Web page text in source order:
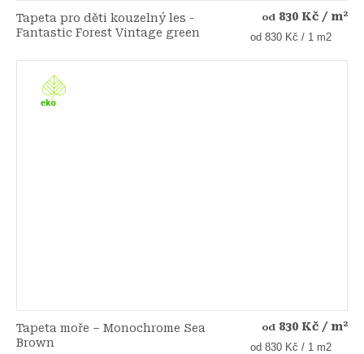
Tapeta pro děti kouzelný les -
Fantastic Forest Vintage green
od 830 Kč / m²
Měrná
od 830 Kč / 1 m2
Tapeta moře – Monochrome Sea
Brown
od 830 Kč / m²
Měrná
od 830 Kč / 1 m2